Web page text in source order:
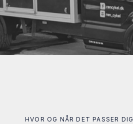
HVOR OG NÅR DET PASSER DIG